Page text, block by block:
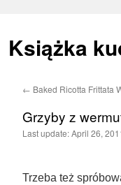
Książka
Skip
← Baked Ricotta Frittata
Grzyby z
Last update:April 26,
Trzeba też